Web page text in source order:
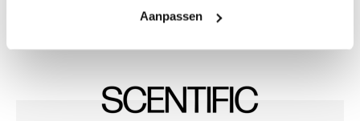
Aanpassen